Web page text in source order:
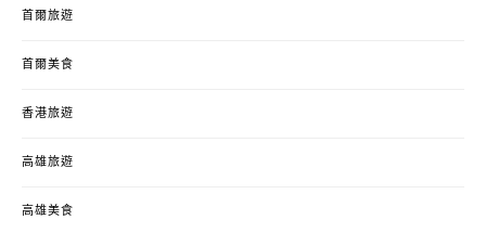
首爾旅遊
首爾美食
香港旅遊
高雄旅遊
高雄美食